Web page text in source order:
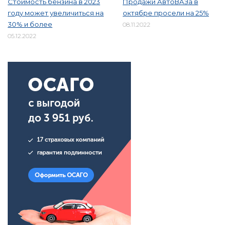
Стоимость бензина в 2023
году может увеличиться на
30% и более
05.12.2022
Продажи АвтоВАЗа в
октябре просели на 25%
08.11.2022